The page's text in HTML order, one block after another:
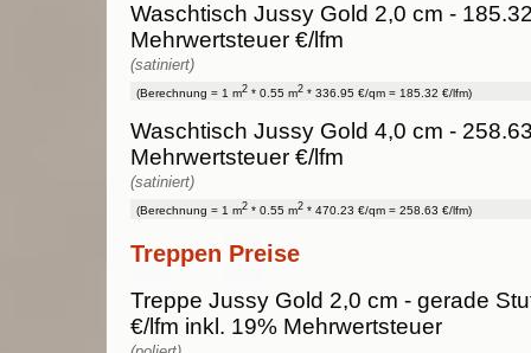
Waschtisch Jussy Gold 2,0 cm -
Mehrwertsteuer €/lfm
(satiniert)
(Berechnung = 1 m2 * 0.55 m2 * 336.95 €/qm = 185.32 €/lfm)
Waschtisch Jussy Gold 4,0 cm -
Mehrwertsteuer €/lfm
(satiniert)
(Berechnung = 1 m2 * 0.55 m2 * 470.23 €/qm = 258.63 €/lfm)
Treppen Preise
Treppe Jussy Gold 2,0 cm - gerade
€/lfm inkl. 19% Mehrwertsteuer